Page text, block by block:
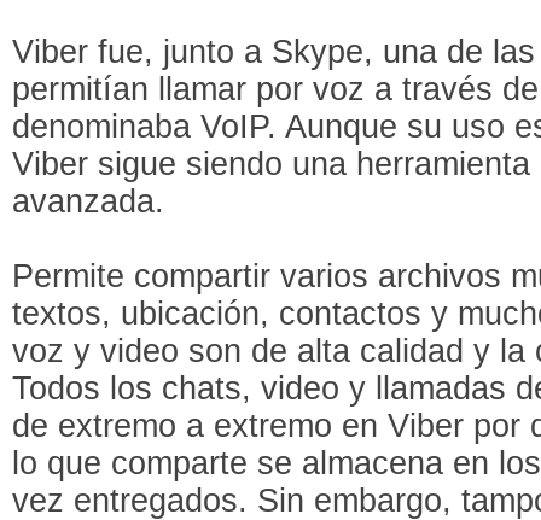
Viber fue, junto a Skype, una de
permitían llamar por voz a través
denominaba VoIP. Aunque su uso
Viber sigue siendo una
avanzada.
Permite compartir varios archivos
textos, ubicación, contactos y
voz y video son de alta calidad y
Todos los chats, video y llamadas
de extremo a extremo en Viber por
lo que comparte se almacena en
vez entregados. Sin embargo,